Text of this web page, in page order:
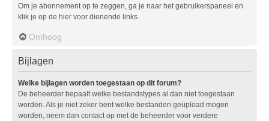
Om je abonnement op te zeggen, ga je naar het gebruikerspaneel en
klik je op de hier voor dienende links.
Omhoog
Bijlagen
Welke bijlagen worden toegestaan op dit forum?
De beheerder bepaalt welke bestandstypes al dan niet toegestaan
worden. Als je niet zeker bent welke bestanden geüpload mogen
worden, neem dan contact op met de beheerder voor verdere